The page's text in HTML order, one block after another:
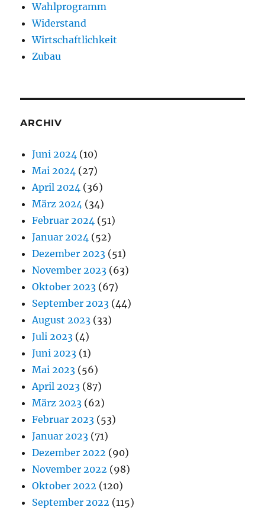
Wahlprogramm
Widerstand
Wirtschaftlichkeit
Zubau
ARCHIV
Juni 2024 (10)
Mai 2024 (27)
April 2024 (36)
März 2024 (34)
Februar 2024 (51)
Januar 2024 (52)
Dezember 2023 (51)
November 2023 (63)
Oktober 2023 (67)
September 2023 (44)
August 2023 (33)
Juli 2023 (4)
Juni 2023 (1)
Mai 2023 (56)
April 2023 (87)
März 2023 (62)
Februar 2023 (53)
Januar 2023 (71)
Dezember 2022 (90)
November 2022 (98)
Oktober 2022 (120)
September 2022 (115)